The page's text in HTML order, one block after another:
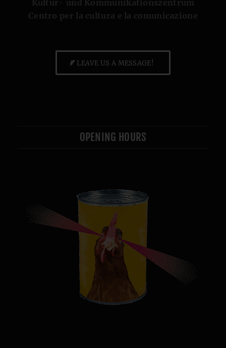
Kultur- und Kommunikationszentrum
Centro per la cultura e la comunicazione
LEAVE US A MESSAGE!
OPENING HOURS